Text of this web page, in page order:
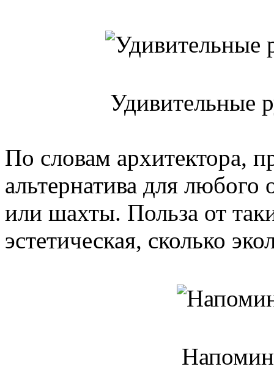
Удивительные
По словам архитектора,
альтернатива для любого
или шахты. Польза от
эстетическая, сколько